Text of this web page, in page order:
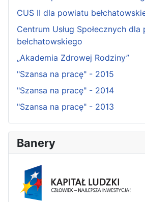
CUS II dla powiatu
Centrum Usług Społecznych dla
bełchatowskiego
„Akademia Zdrowej Rodziny”
"Szansa na pracę" - 2015
"Szansa na pracę" - 2014
"Szansa na pracę" - 2013
Banery